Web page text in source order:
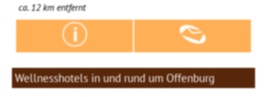
ca. 12 km entfernt
Wellnesshotels in und rund um Offenburg